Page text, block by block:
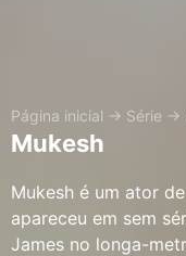
Página inicial → Série →
Mukesh
Mukesh é um ator
apareceu em sem
James no longa-